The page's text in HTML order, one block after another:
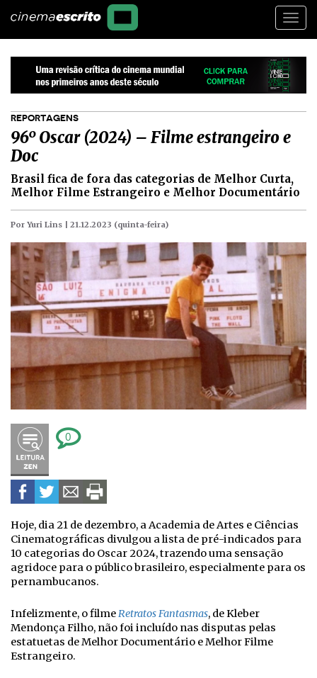
REPORTAGENS
96º Oscar (2024) – Filme estrangeiro e
Doc
Brasil fica de fora das categorias de Melhor Curta,
Melhor Filme Estrangeiro e Melhor Documentário
Por Yuri Lins | 21.12.2023 (quinta-feira)
0
Hoje, dia 21 de dezembro, a Academia de Artes e Ciências
Cinematográficas divulgou a lista de pré-indicados para
10 categorias do Oscar 2024, trazendo uma sensação
agridoce para o público brasileiro, especialmente para os
pernambucanos.
Infelizmente, o filmeRetratos Fantasmas, de Kleber
Mendonça Filho, não foi incluído nas disputas pelas
estatuetas de Melhor Documentário e Melhor Filme
Estrangeiro.